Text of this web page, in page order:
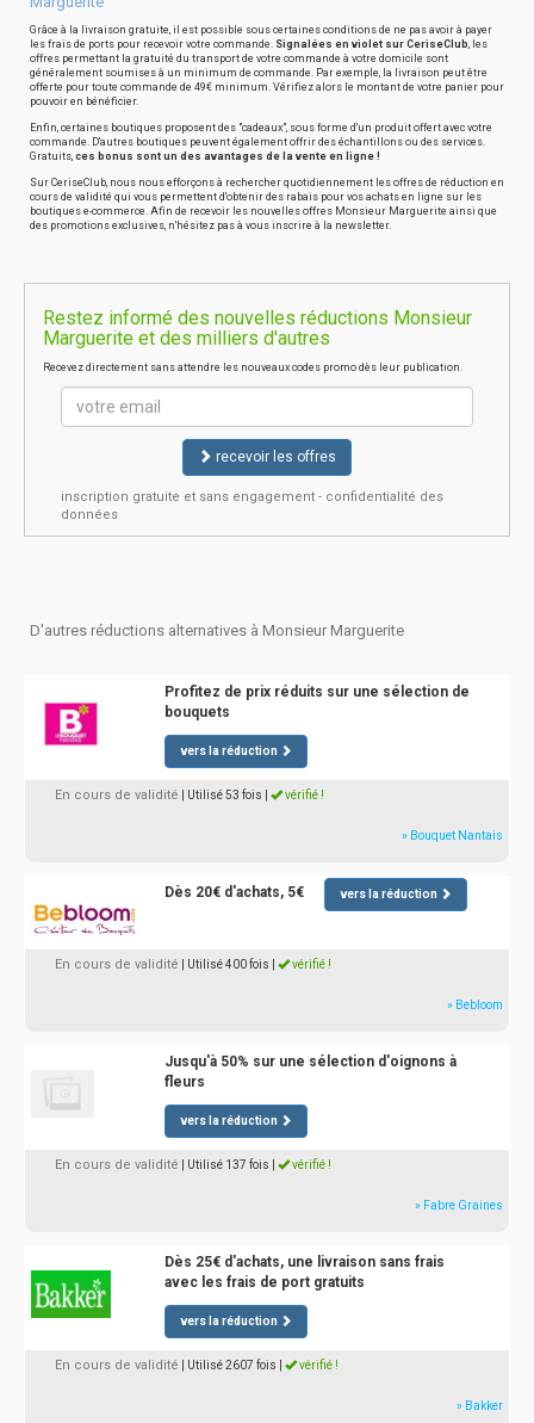
Grâce à la livraison gratuite, il est possible sous certaines conditions de ne pas avoir à payer
les frais de ports pour recevoir votre commande. Signalées en violet sur CeriseClub, les
offres permettant la gratuité du transport de votre commande à votre domicile sont
généralement soumises à un minimum de commande. Par exemple, la livraison peut être
offerte pour toute commande de 49€ minimum. Vérifiez alors le montant de votre panier pour
pouvoir en bénéficier.
Enfin, certaines boutiques proposent des "cadeaux", sous forme d'un produit offert avec votre
commande. D'autres boutiques peuvent également offrir des échantillons ou des services.
Gratuits, ces bonus sont un des avantages de la vente en ligne !
Sur CeriseClub, nous nous efforçons à rechercher quotidiennement les offres de réduction en
cours de validité qui vous permettent d'obtenir des rabais pour vos achats en ligne sur les
boutiques e-commerce. Afin de recevoir les nouvelles offres Monsieur Marguerite ainsi que
des promotions exclusives, n'hésitez pas à vous inscrire à la newsletter.
Restez informé des nouvelles réductions Monsieur
Marguerite et des milliers d'autres
Recevez directement sans attendre les nouveaux codes promo dès leur publication.
recevoir les offres
inscription gratuite et sans engagement - confidentialité des
données
D'autres réductions alternatives à Monsieur Marguerite
Profitez de prix réduits sur une sélection de
bouquets
vers la réduction
En cours de validité | Utilisé 53 fois vérifié !
» Bouquet Nantais
Dès 20€ d'achats, 5€ vers la réduction
En cours de validité | Utilisé 400 fois vérifié !
» Bebloom
Jusqu'à 50% sur une sélection d'oignons à
fleurs
vers la réduction
En cours de validité | Utilisé 137 fois vérifié !
» Fabre Graines
Dès 25€ d'achats, une livraison sans frais
avec les frais de port gratuits
vers la réduction
En cours de validité | Utilisé 2607 fois vérifié !
» Bakker